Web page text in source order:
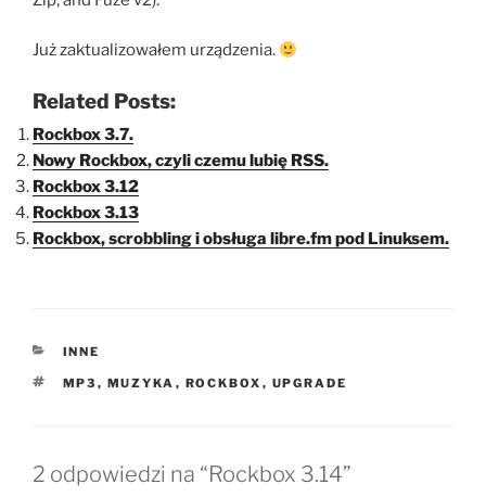
Już zaktualizowałem urządzenia.
Related Posts:
Rockbox 3.7.
Nowy Rockbox, czyli czemu lubię RSS.
Rockbox 3.12
Rockbox 3.13
Rockbox, scrobbling i obsługa libre.fm pod Linuksem.
KATEGORIE
INNE
TAGI
MP3 , MUZYKA , ROCKBOX , UPGRADE
2 odpowiedzi na “Rockbox 3.14”